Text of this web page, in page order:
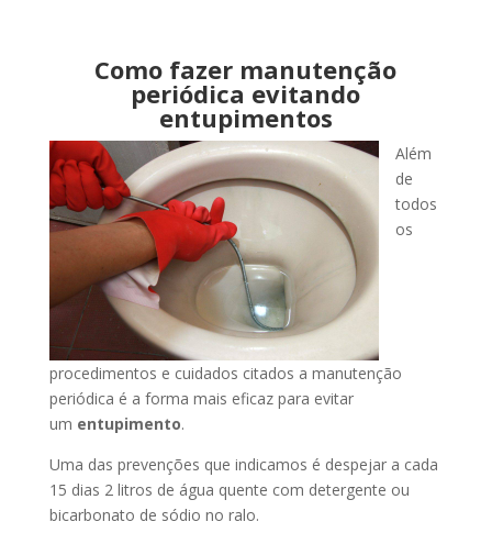
Como fazer manutenção
periódica evitando
entupimentos
Além
de
todos
os
procedimentos e cuidados citados a manutenção
periódica é a forma mais eficaz para evitar
um entupimento.
Uma das prevenções que indicamos é despejar a cada
15 dias 2 litros de água quente com detergente ou
bicarbonato de sódio no ralo.